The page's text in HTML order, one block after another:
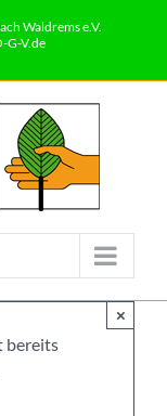
Waldrems e.V.
G-V.de
bereits
×